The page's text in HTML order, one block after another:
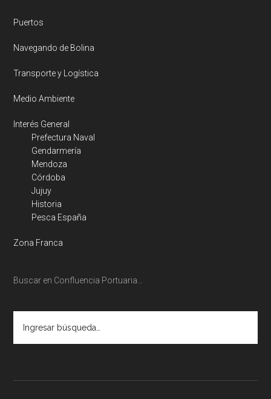
Puertos
Navegando de Bolina
Transporte y Logística
Medio Ambiente
Interés General
Prefectura Naval
Gendarmería
Mendoza
Córdoba
Jujuy
Historia
Pesca España
Zona Franca
Buscar en Confluencia Portuaria…
búsqueda…